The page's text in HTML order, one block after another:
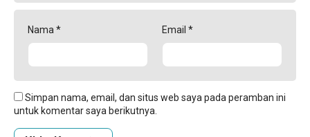
Nama * Email *
Simpan nama, email, dan situs web saya pada peramban ini
untuk komentar saya berikutnya.